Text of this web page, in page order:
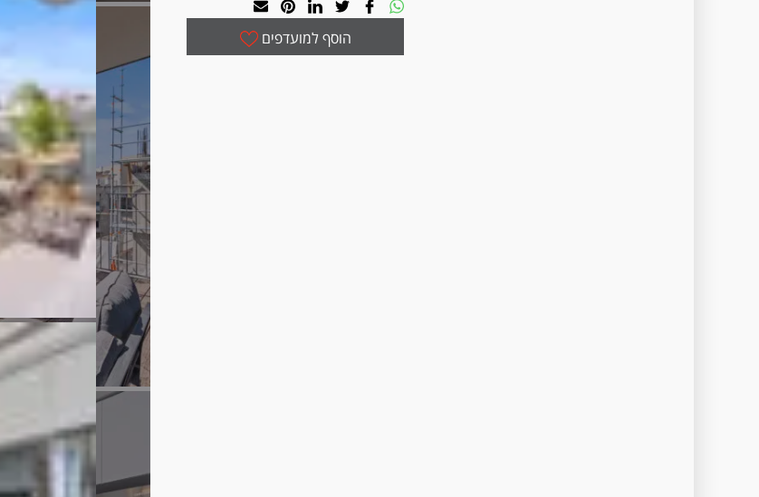
הוסף למועדפים